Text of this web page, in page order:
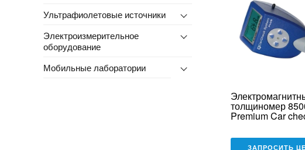
Ультрафиолетовые источники
Электроизмерительное
оборудование
Мобильные лаборатории
толщиномер
Premium Car
ЗАПРОСИТЬ